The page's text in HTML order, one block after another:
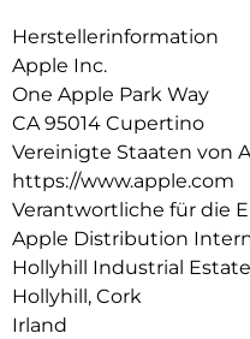
Herstellerinformation
Apple Inc.
One Apple Park Way
CA 95014 Cupertino
Vereinigte Staaten von
https://www.apple.com
Verantwortliche für die
Apple Distribution
Hollyhill Industrial Estate
Hollyhill, Cork
Irland